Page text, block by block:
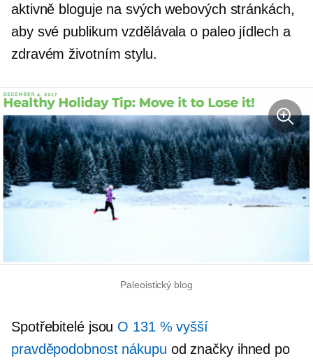
aktivně bloguje na svých webových stránkách,
aby své publikum vzdělávala o paleo jídlech a
zdravém životním stylu.
Paleoistický blog
Spotřebitelé jsou O 131 % vyšší
pravděpodobnost nákupu od značky ihned po